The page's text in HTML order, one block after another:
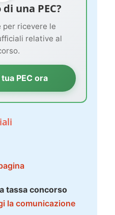
una PEC?
per ricevere le
relative al
PEC ora
tassa concorso
la comunicazione